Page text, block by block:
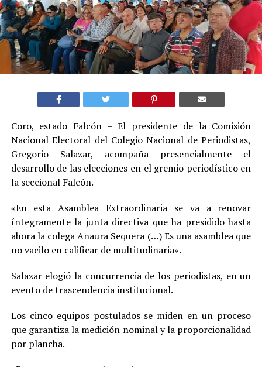
Coro, estado Falcón – El presidente de la Comisión
Nacional Electoral del Colegio Nacional de Periodistas,
Gregorio Salazar, acompaña presencialmente el
desarrollo de las elecciones en el gremio periodístico en
la seccional Falcón.
«En esta Asamblea Extraordinaria se va a renovar
íntegramente la junta directiva que ha presidido hasta
ahora la colega Anaura Sequera (…) Es una asamblea que
no vacilo en calificar de multitudinaria».
Salazar elogió la concurrencia de los periodistas, en un
evento de trascendencia institucional.
Los cinco equipos postulados se miden en un proceso
que garantiza la medición nominal y la proporcionalidad
por plancha.